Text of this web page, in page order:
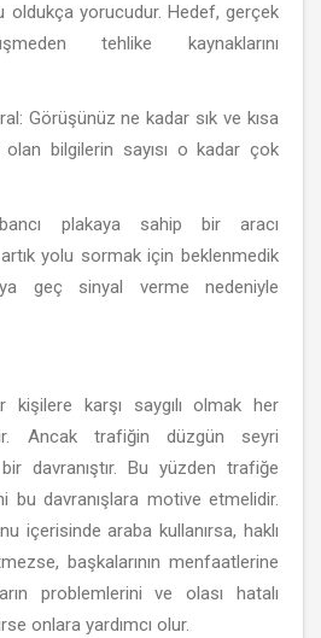
oldukça yorucudur. Hedef, gerçek
tehlike kaynaklarını
Görüşünüz ne kadar sık ve kısa
bilgilerin sayısı o kadar çok
plakaya sahip bir aracı
yolu sormak için beklenmedik
geç sinyal verme nedeniyle
kişilere karşı saygılı olmak her
Ancak trafiğin düzgün seyri
bir davranıştır. Bu yüzden trafiğe
bu davranışlara motive etmelidir.
içerisinde araba kullanırsa, haklı
başkalarının menfaatlerine
problemlerini ve olası hatalı
onlara yardımcı olur.